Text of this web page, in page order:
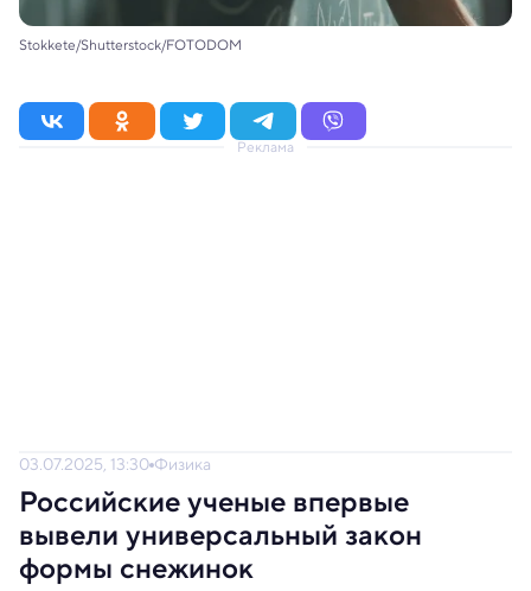
Stokkete/Shutterstock/FOTODOM
Реклама
03.07.2025, 13:30 Физика
Российские ученые впервые
вывели универсальный закон
формы снежинок